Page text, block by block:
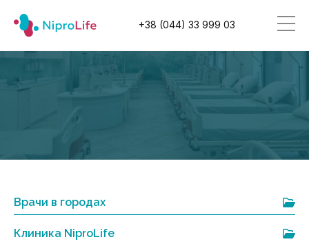
+38 (044) 33 999 03
Врачи в городах
Клиника NiproLife